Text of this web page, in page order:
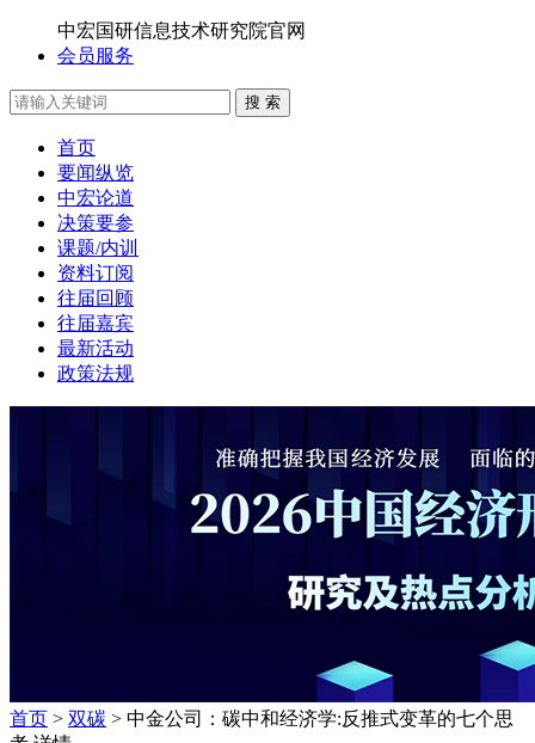
中宏国研信息技术研究院官网
会员服务
搜 索
首页
要闻纵览
中宏论道
决策要参
课题/内训
资料订阅
往届回顾
往届嘉宾
最新活动
政策法规
首页 > 双碳 > 中金公司：碳中和经济学:反推式变革的七个思